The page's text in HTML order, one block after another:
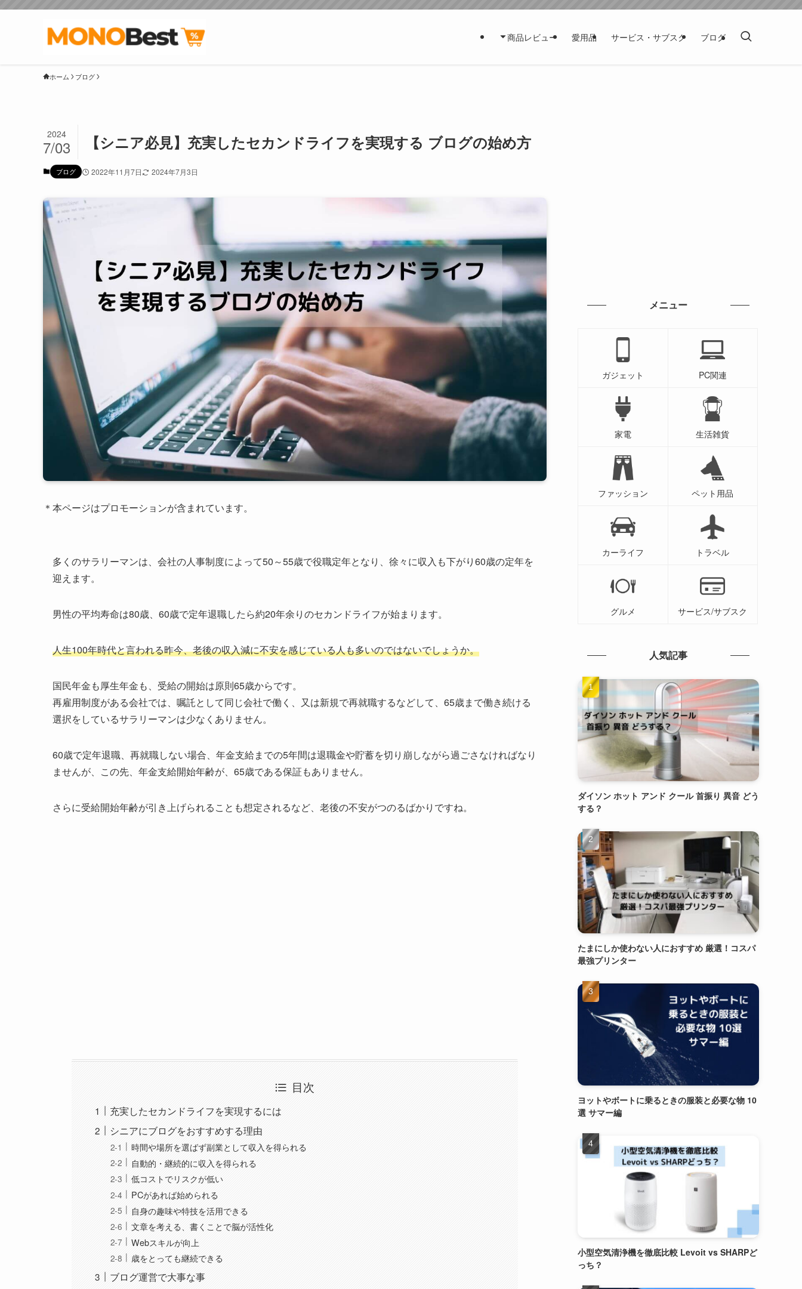
商品レビュー 愛用品 サービス・サブスク ブログ
ホーム ブログ
【シニア必見】充実したセカンドライフを実現する ブログの始め方
2024
7/03
ブログ 2022年11月7日 2024年7月3日
＊本ページはプロモーションが含まれています。
多くのサラリーマンは、会社の人事制度によって50～55歳で役職定年となり、徐々に収入も下がり60歳の定年を
迎えます。
男性の平均寿命は80歳、60歳で定年退職したら約20年余りのセカンドライフが始まります。
人生100年時代と言われる昨今、老後の収入減に不安を感じている人も多いのではないでしょうか。
国民年金も厚生年金も、受給の開始は原則65歳からです。
再雇用制度がある会社では、嘱託として同じ会社で働く、又は新規で再就職するなどして、65歳まで働き続ける
選択をしているサラリーマンは少なくありません。
60歳で定年退職、再就職しない場合、年金支給までの5年間は退職金や貯蓄を切り崩しながら過ごさなければなり
ませんが、この先、年金支給開始年齢が、65歳である保証もありません。
さらに受給開始年齢が引き上げられることも想定されるなど、老後の不安がつのるばかりですね。
目次
充実したセカンドライフを実現するには
シニアにブログをおすすめする理由
時間や場所を選ばず副業として収入を得られる
自動的・継続的に収入を得られる
低コストでリスクが低い
PCがあれば始められる
自身の趣味や特技を活用できる
文章を考える、書くことで脳が活性化
Webスキルが向上
歳をとっても継続できる
ブログ運営で大事な事
メニュー
ガジェット PC関連
家電 生活雑貨
ファッション ペット用品
カーライフ トラベル
グルメ サービス/サブスク
人気記事
ダイソン ホット アンド クール 首振り 異音 どう
する？
たまにしか使わない人におすすめ 厳選！コスパ
最強プリンター
ヨットやボートに乗るときの服装と必要な物 10
選 サマー編
小型空気清浄機を徹底比較 Levoit vs SHARPど
っち？